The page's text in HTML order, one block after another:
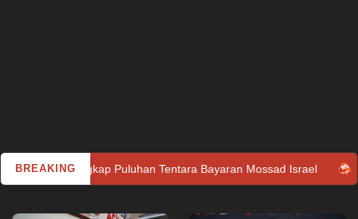
BREAKING
Tangkap Puluhan Tentara Bayaran Mossad Israel